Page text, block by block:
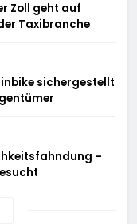
Zoll geht auf
Taxibranche
sichergestellt
–